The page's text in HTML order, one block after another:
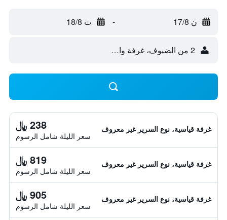
ن 17/8 - ث 18/8
2 من الضيوف، غرفة واحدة
غرفة قياسية، نوع السرير غير معروف 238 ﷼
سعر الليلة شامل الرسوم
غرفة قياسية، نوع السرير غير معروف 819 ﷼
سعر الليلة شامل الرسوم
غرفة قياسية، نوع السرير غير معروف 905 ﷼
سعر الليلة شامل الرسوم